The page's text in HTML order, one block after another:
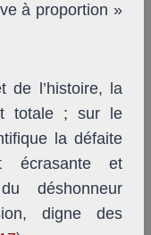
à proportion »
de l’histoire, la
totale ; sur le
la défaite
écrasante et
déshonneur
digne des